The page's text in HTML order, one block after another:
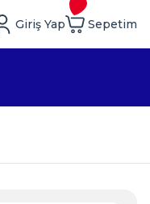
Giriş Yap Sepetim